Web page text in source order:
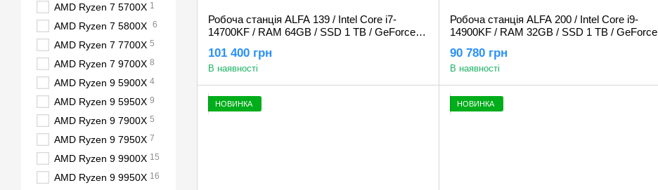
Робоча станція ALFA 139 / Intel Core i7-
14700KF / RAM 64GB / SSD 1 TB / GeForce
101 400 грн
В наявності
Робоча станція ALFA 200 / Intel Core i9-
14900KF / RAM 32GB / SSD 1 TB / GeForce
90 780 грн
В наявності
НОВИНКА НОВИНКА
AMD Ryzen 7 5700X 1
AMD Ryzen 7 5800X 6
AMD Ryzen 7 7700X 5
AMD Ryzen 7 9700X 8
AMD Ryzen 9 5900X 4
AMD Ryzen 9 5950X 9
AMD Ryzen 9 7900X 5
AMD Ryzen 9 7950X 7
AMD Ryzen 9 9900X 15
AMD Ryzen 9 9950X 16